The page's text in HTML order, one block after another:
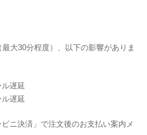
大30分程度）、以下の影響がありま
ル遅延
ル遅延
ニ決済」で注文後のお支払い案内メ